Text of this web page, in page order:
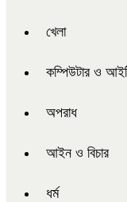
খেলা
কম্পিউটার ও
অপরাধ
আইন ও বিচার
ধর্ম